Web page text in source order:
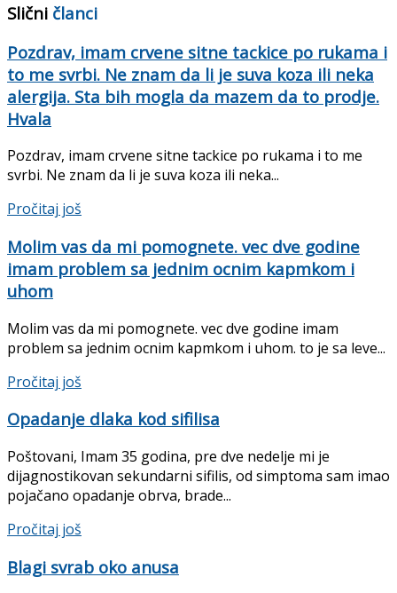
Slični članci
Pozdrav, imam crvene sitne tackice po rukama i
to me svrbi. Ne znam da li je suva koza ili neka
alergija. Sta bih mogla da mazem da to prodje.
Hvala
Pozdrav, imam crvene sitne tackice po rukama i to me
svrbi. Ne znam da li je suva koza ili neka...
Pročitaj još
Molim vas da mi pomognete. vec dve godine
imam problem sa jednim ocnim kapmkom i
uhom
Molim vas da mi pomognete. vec dve godine imam
problem sa jednim ocnim kapmkom i uhom. to je sa leve...
Pročitaj još
Opadanje dlaka kod sifilisa
Poštovani, Imam 35 godina, pre dve nedelje mi je
dijagnostikovan sekundarni sifilis, od simptoma sam imao
pojačano opadanje obrva, brade...
Pročitaj još
Blagi svrab oko anusa